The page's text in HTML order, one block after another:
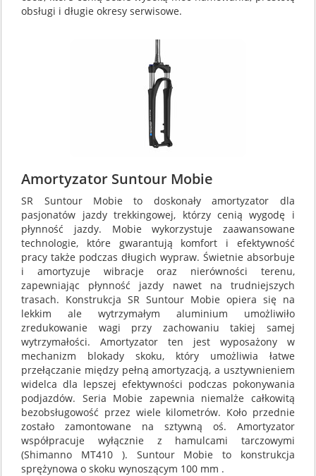
obsługi i długie okresy serwisowe.
Amortyzator Suntour Mobie
SR Suntour Mobie to doskonały amortyzator dla
pasjonatów jazdy trekkingowej, którzy cenią wygodę i
płynność jazdy. Mobie wykorzystuje zaawansowane
technologie, które gwarantują komfort i efektywność
pracy także podczas długich wypraw. Świetnie absorbuje
i amortyzuje wibracje oraz nierówności terenu,
zapewniając płynność jazdy nawet na trudniejszych
trasach. Konstrukcja SR Suntour Mobie opiera się na
lekkim ale wytrzymałym aluminium umożliwiło
zredukowanie wagi przy zachowaniu takiej samej
wytrzymałości. Amortyzator ten jest wyposażony w
mechanizm blokady skoku, który umożliwia łatwe
przełączanie między pełną amortyzacją, a usztywnieniem
widelca dla lepszej efektywności podczas pokonywania
podjazdów. Seria Mobie zapewnia niemalże całkowitą
bezobsługowość przez wiele kilometrów. Koło przednie
zostało zamontowane na sztywną oś. Amortyzator
współpracuje wyłącznie z hamulcami tarczowymi
(Shimanno MT410 ). Suntour Mobie to konstrukcja
sprężynowa o skoku wynoszącym 100 mm .